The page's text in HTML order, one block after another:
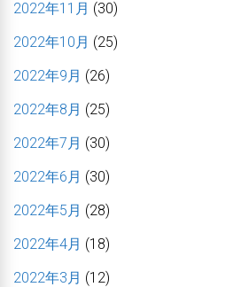
2022年11月 (30)
2022年10月 (25)
2022年9月 (26)
2022年8月 (25)
2022年7月 (30)
2022年6月 (30)
2022年5月 (28)
2022年4月 (18)
2022年3月 (12)